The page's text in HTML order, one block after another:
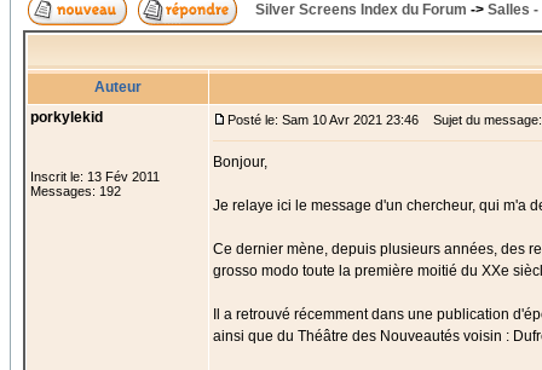
Silver Screens Index du Forum -> Salles
Auteur
porkylekid
Inscrit le: 13 Fév 2011
Messages: 192
Posté le: Sam 10 Avr 2021 23:46 Sujet du
Bonjour,
Je relaye ici le message d'un chercheur, qui m'a
Ce dernier mène, depuis plusieurs années, des
grosso modo toute la première moitié du XXe
Il a retrouvé récemment dans une publication
ainsi que du Théâtre des Nouveautés voisin :